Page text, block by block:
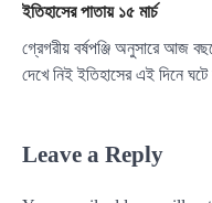
ইতিহাসের পাতায় ১৫ মার্চ
গ্রেগরীয় বর্ষপঞ্জি অনুসারে আজ
দেখে নিই ইতিহাসের এই দিনে
Leave a Reply